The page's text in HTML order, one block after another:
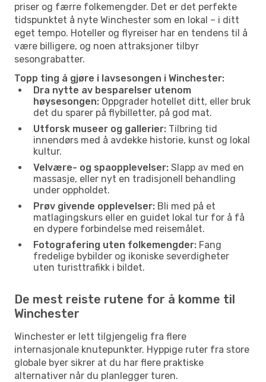
priser og færre folkemengder. Det er det perfekte
tidspunktet å nyte Winchester som en lokal – i ditt
eget tempo. Hoteller og flyreiser har en tendens til å
være billigere, og noen attraksjoner tilbyr
sesongrabatter.
Topp ting å gjøre i lavsesongen i Winchester:
Dra nytte av besparelser utenom
høysesongen: Oppgrader hotellet ditt, eller bruk
det du sparer på flybilletter, på god mat.
Utforsk museer og gallerier: Tilbring tid
innendørs med å avdekke historie, kunst og lokal
kultur.
Velvære- og spaopplevelser: Slapp av med en
massasje, eller nyt en tradisjonell behandling
under oppholdet.
Prøv givende opplevelser: Bli med på et
matlagingskurs eller en guidet lokal tur for å få
en dypere forbindelse med reisemålet.
Fotografering uten folkemengder: Fang
fredelige bybilder og ikoniske severdigheter
uten turisttrafikk i bildet.
De mest reiste rutene for å komme til
Winchester
Winchester er lett tilgjengelig fra flere
internasjonale knutepunkter. Hyppige ruter fra store
globale byer sikrer at du har flere praktiske
alternativer når du planlegger turen.